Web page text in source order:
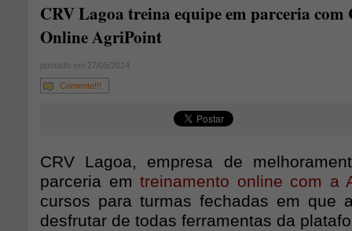
CRV Lagoa treina equipe em parceria com
Online AgriPoint
postado em 27/05/2014
Comente!!!
CRV Lagoa, empresa de
parceria em treinamento online com a
cursos para turmas fechadas em que
desfrutar de todas ferramentas da